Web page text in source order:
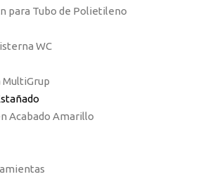
para Tubo de Polietileno
WC
MultiGrup
Acabado Amarillo